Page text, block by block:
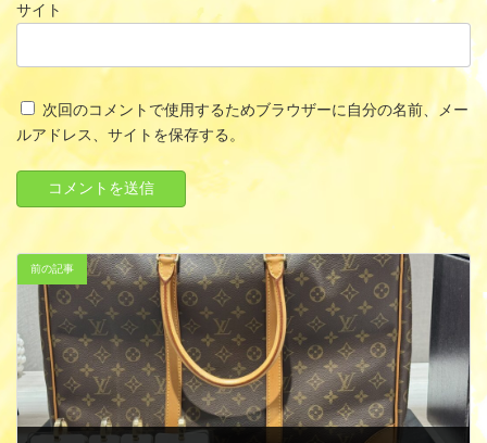
サイト
次回のコメントで使用するためブラウザーに自分の名前、メー
ルアドレス、サイトを保存する。
前の記事